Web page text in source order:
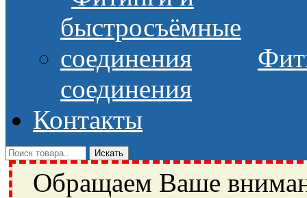
соединения
Контакты
Обращаем Ваше